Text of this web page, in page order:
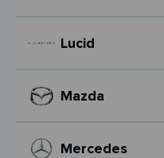
Lucid
Mazda
Mercedes